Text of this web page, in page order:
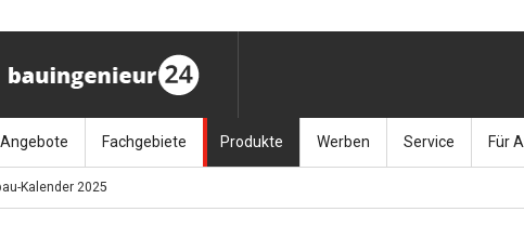
(11.9.26)
Angebote
Stellenmarkt
Fachgebiete
Architektur
Produkte Werben Service Für
Kalender 2025